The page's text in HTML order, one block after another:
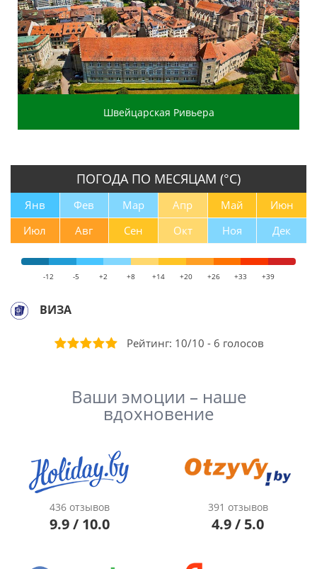
Швейцарская Ривьера
ПОГОДА ПО МЕСЯЦАМ (°С)
Янв Фев Мар Апр Май
Июн
Июл
Авг Сен Окт Ноя Дек
-12 -5 +2 +8 +14 +20 +26 +33 +39
ВИЗА
Рейтинг: 10/10 - 6 голосов
Ваши эмоции – наше
вдохновение
436 отзывов
9.9 / 10.0
391 отзывов
4.9 / 5.0